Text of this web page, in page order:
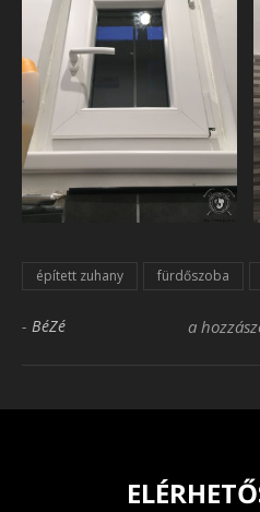
épített zuhany fürdőszoba
- BéZé a